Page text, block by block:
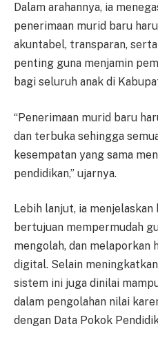
Dalam arahannya, ia
penerimaan murid baru
akuntabel, transparan,
penting guna menjamin
bagi seluruh anak di
“Penerimaan murid baru
dan terbuka sehingga
kesempatan yang sama
pendidikan,” ujarnya.
Lebih lanjut, ia
bertujuan mempermudah
mengolah, dan melaporkan
digital. Selain
sistem ini juga dinilai
dalam pengolahan nilai
dengan Data Pokok